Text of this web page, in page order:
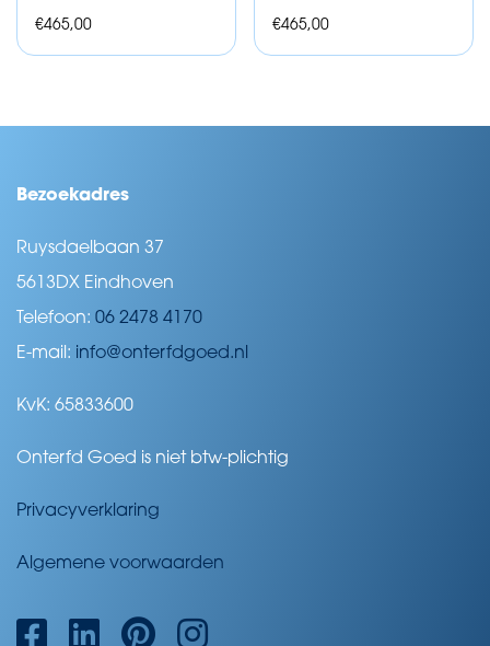
€465,00 €465,00
Bezoekadres
Ruysdaelbaan 37
5613DX Eindhoven
Telefoon: 06 2478 4170
E-mail: info@onterfdgoed.nl
KvK: 65833600
Onterfd Goed is niet btw-plichtig
Privacyverklaring
Algemene voorwaarden